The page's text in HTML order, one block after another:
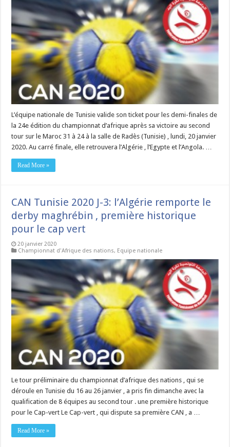
L’équipe nationale de Tunisie valide son ticket pour les demi-finales de
la 24e édition du championnat d’afrique après sa victoire au second
tour sur le Maroc 31 à 24 à la salle de Radès (Tunisie) , lundi, 20 janvier
2020. Au carré finale, elle retrouvera l’Algérie , l’Egypte et l’Angola. …
Read More »
CAN Tunisie 2020 J-3: l’Algérie remporte le
derby maghrébin , première historique
pour le cap vert
20 janvier 2020
Championnat d'Afrique des nations, Equipe nationale
Le tour préliminaire du championnat d’afrique des nations , qui se
déroule en Tunisie du 16 au 26 janvier , a pris fin dimanche avec la
qualification de 8 équipes au second tour . une première historique
pour le Cap-vert Le Cap-vert , qui dispute sa première CAN , a …
Read More »